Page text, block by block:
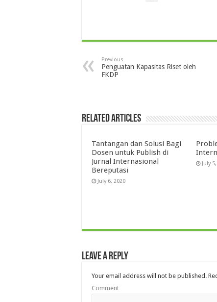
Previous
Penguatan Kapasitas Riset oleh
FKDP
Related Articles
Tantangan dan Solusi Bagi
Dosen untuk Publish di
Jurnal Internasional
Bereputasi
July 6, 2020
July
Leave a Reply
Your email address will not be published.
Comment